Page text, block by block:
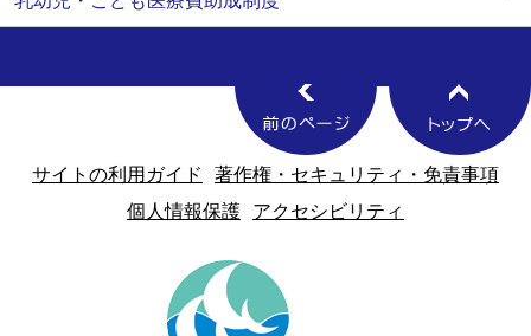
サイトの利用ガイド
著作権・セキュリティ・免責事項
個人情報保護
アクセシビリティ